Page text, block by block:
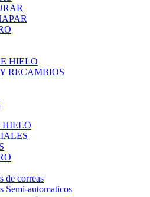
HIELO
RECAMBIOS
HIELO
de correas
Semi-automaticos